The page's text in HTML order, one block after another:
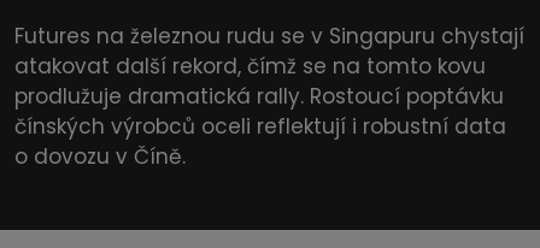
Futures na železnou rudu se v Singapuru chystají
atakovat další rekord, čímž se na tomto kovu
prodlužuje dramatická rally. Rostoucí poptávku
čínských výrobců oceli reflektují i robustní data
o dovozu v Číně.